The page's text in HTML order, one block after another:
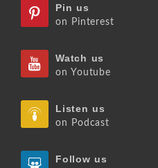
Pin us
on Pinterest
Watch us
on Youtube
Listen us
on Podcast
Follow us